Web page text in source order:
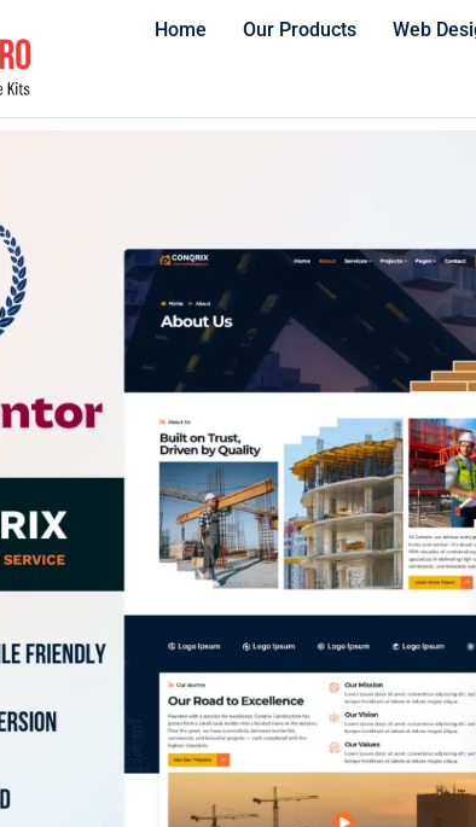
Home Our Products Web